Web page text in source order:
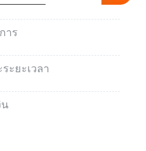
าร
ะยะเวลา